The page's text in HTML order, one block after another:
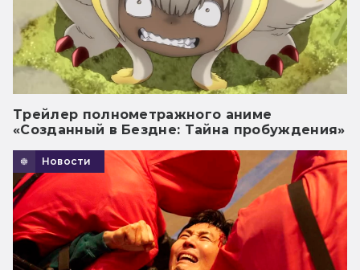
Трейлер полнометражного аниме
«Созданный в Бездне: Тайна пробуждения»
Новости